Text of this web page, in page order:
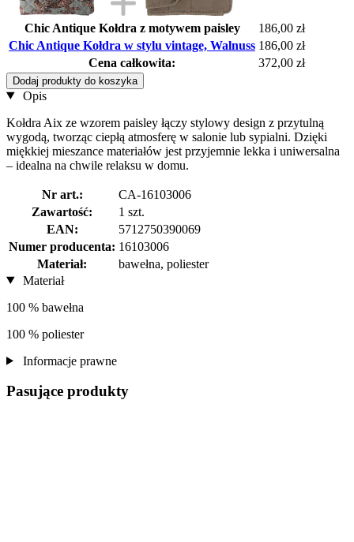
Chic Antique Kołdra z motywem paisley
186,00 zł
Chic Antique Kołdra w stylu vintage, Walnuss 186,00 zł
Cena całkowita:
372,00 zł
Dodaj produkty do koszyka
Opis
Kołdra Aix ze wzorem paisley łączy stylowy design z przytulną
wygodą, tworząc ciepłą atmosferę w salonie lub sypialni. Dzięki
miękkiej mieszance materiałów jest przyjemnie lekka i uniwersalna
– idealna na chwile relaksu w domu.
Nr art.:
CA-16103006
Zawartość:
1 szt.
EAN:
5712750390069
Numer producenta: 16103006
Materiał:
bawełna, poliester
Materiał
100 % bawełna
100 % poliester
Informacje prawne
Pasujące produkty